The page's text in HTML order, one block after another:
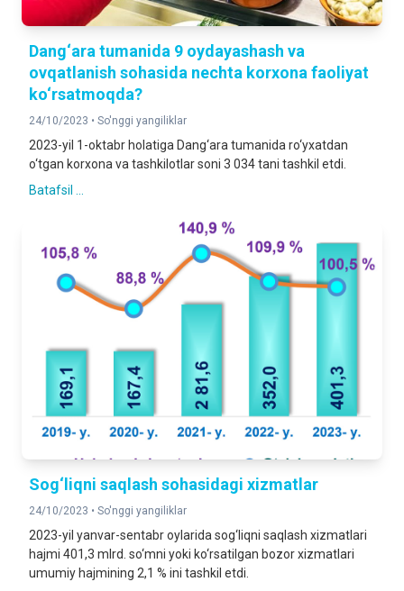
Dang‘ara tumanida 9 oydayashash va
ovqatlanish sohasida nechta korxona faoliyat
ko‘rsatmoqda?
24/10/2023 • So'nggi yangiliklar
2023-yil 1-oktabr holatiga Dang‘ara tumanida ro‘yxatdan
o‘tgan korxona va tashkilotlar soni 3 034 tani tashkil etdi.
Batafsil ...
Sog‘liqni saqlash sohasidagi xizmatlar
24/10/2023 • So'nggi yangiliklar
2023-yil yanvar-sentabr oylarida sog‘liqni saqlash xizmatlari
hajmi 401,3 mlrd. so‘mni yoki ko‘rsatilgan bozor xizmatlari
umumiy hajmining 2,1 % ini tashkil etdi.